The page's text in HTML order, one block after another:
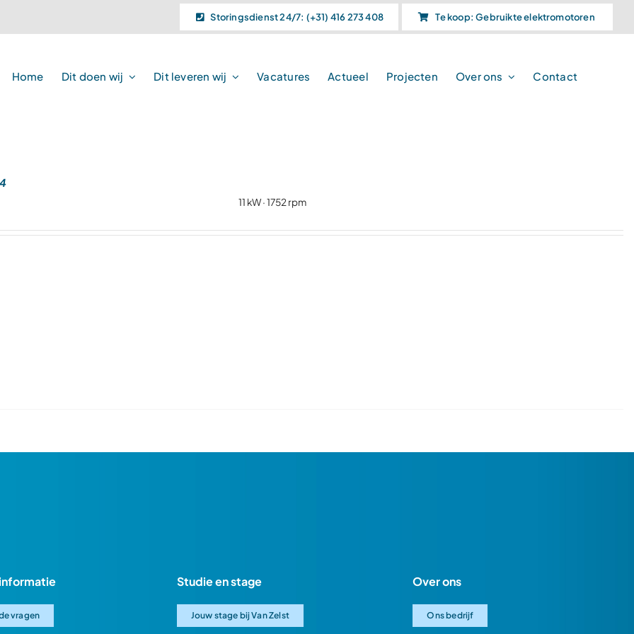
Storingsdienst 24/7: (+31) 416 273 408 Te koop: Gebruikte elektromotoren
Home Dit doen wij Dit leveren wij Vacatures Actueel Projecten Over ons Contact
11 kW · 1752 rpm
vragen
Studie en stage
Jouw stage bij Van Zelst
Over ons
Ons bedrijf